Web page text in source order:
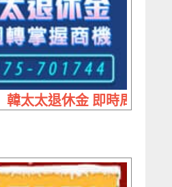
方案完美搭配您的需求
韓太太退休金 即時周轉掌